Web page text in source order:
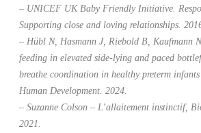
– UNICEF UK Baby Friendly Initiative.
Supporting close and loving relationships.
– Hübl N, Hasmann J, Riebold B, Kaufmann
feeding in elevated side-lying and paced bottle
breathe coordination in healthy preterm
Human Development. 2024.
– Suzanne Colson – L’allaitement instinctif,
2021.